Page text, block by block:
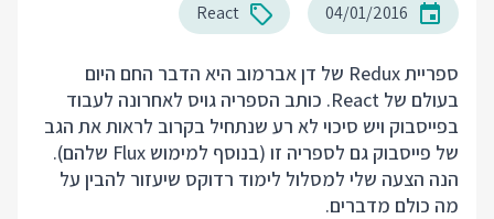
04/01/2016
React
ספריית Redux של דן אברמוב היא הדבר החם היום
בעולם של React. כותב הספריה גויס לאחרונה לעבוד
בפייסבוק ויש סיכוי לא רע שנתחיל בקרוב לראות את הגב
של פייסבוק גם לספריה זו (בנוסף למימוש Flux שלהם).
הנה הצעה שלי למסלול לימוד רדוקס שיעזור להבין על
מה כולם מדברים.